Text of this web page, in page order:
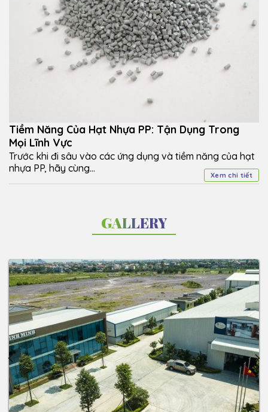
Tiềm Năng Của Hạt Nhựa PP: Tận Dụng Trong
Mọi Lĩnh Vực
Trước khi đi sâu vào các ứng dụng và tiềm năng của hạt
nhựa PP, hãy cùng...
Xem chi tiết
GALLERY